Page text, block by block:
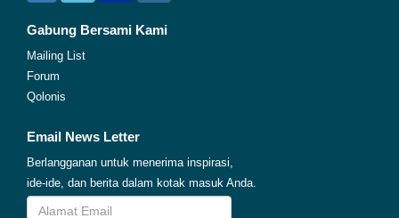
Gabung Bersami Kami
Mailing List
Forum
Qolonis
Email News Letter
Berlangganan untuk menerima inspirasi,
ide-ide, dan berita dalam kotak masuk Anda.